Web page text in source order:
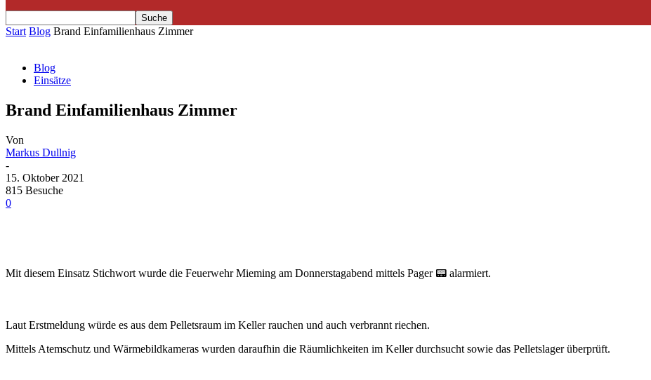
Start Blog Brand Einfamilienhaus Zimmer
Blog
Einsätze
Brand Einfamilienhaus Zimmer
Von
Markus Dullnig
-
15. Oktober 2021
815 Besuche
0
Mit diesem Einsatz Stichwort wurde die Feuerwehr Mieming am Donnerstagabend mittels Pager 📟 alarmiert.
Laut Erstmeldung würde es aus dem Pelletsraum im Keller rauchen und auch verbrannt riechen.
Mittels Atemschutz und Wärmebildkameras wurden daraufhin die Räumlichkeiten im Keller durchsucht sowie das Pelletslager überprüft.